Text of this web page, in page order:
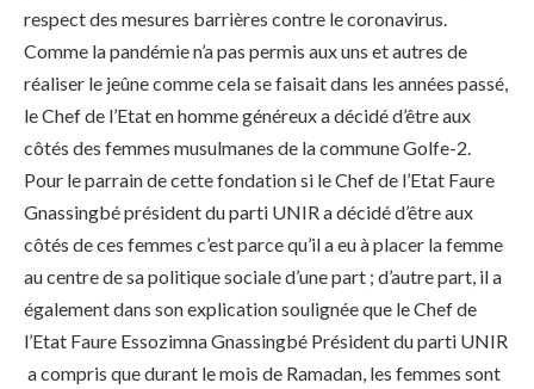
respect des mesures barrières contre le coronavirus.
Comme la pandémie n’a pas permis aux uns et autres de
réaliser le jeûne comme cela se faisait dans les années passé,
le Chef de l’Etat en homme généreux a décidé d’être aux
côtés des femmes musulmanes de la commune Golfe-2.
Pour le parrain de cette fondation si le Chef de l’Etat Faure
Gnassingbé président du parti UNIR a décidé d’être aux
côtés de ces femmes c’est parce qu’il a eu à placer la femme
au centre de sa politique sociale d’une part ; d’autre part, il a
également dans son explication soulignée que le Chef de
l’Etat Faure Essozimna Gnassingbé Président du parti UNIR
a compris que durant le mois de Ramadan, les femmes sont